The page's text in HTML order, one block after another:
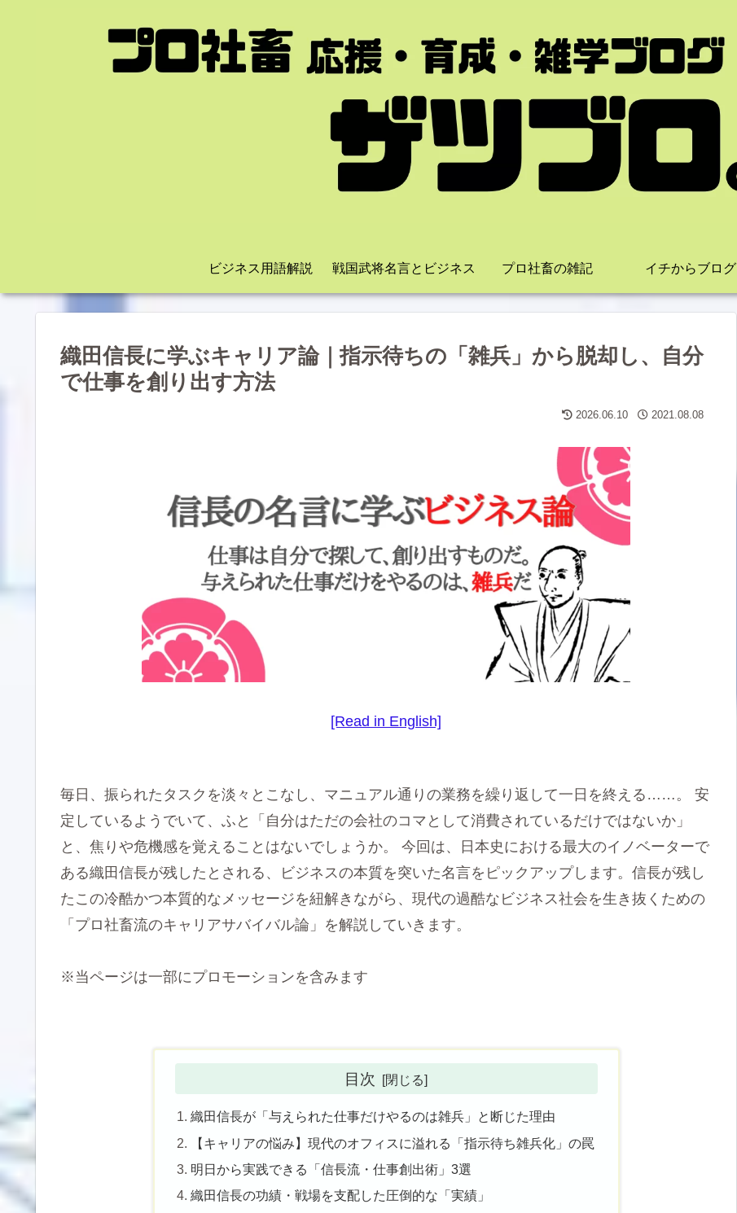
ビジネス用語解説 戦国武将名言とビジネス プロ社畜の雑記 イチからブログ
織田信長に学ぶキャリア論｜指示待ちの「雑兵」から脱却し、自分
で仕事を創り出す方法
2026.06.10 2021.08.08
[Read in English]
毎日、振られたタスクを淡々とこなし、マニュアル通りの業務を繰り返して一日を終える……。 安
定しているようでいて、ふと「自分はただの会社のコマとして消費されているだけではないか」
と、焦りや危機感を覚えることはないでしょうか。 今回は、日本史における最大のイノベーターで
ある織田信長が残したとされる、ビジネスの本質を突いた名言をピックアップします。信長が残し
たこの冷酷かつ本質的なメッセージを紐解きながら、現代の過酷なビジネス社会を生き抜くための
「プロ社畜流のキャリアサバイバル論」を解説していきます。
※当ページは一部にプロモーションを含みます
目次
織田信長が「与えられた仕事だけやるのは雑兵」と断じた理由
【キャリアの悩み】現代のオフィスに溢れる「指示待ち雑兵化」の罠
明日から実践できる「信長流・仕事創出術」3選
織田信長の功績・戦場を支配した圧倒的な「実績」